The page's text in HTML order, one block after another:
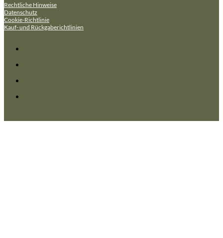
Rechtliche Hinweise
Datenschutz
Cookie-Richtlinie
Kauf- und Rückgaberichtlinien